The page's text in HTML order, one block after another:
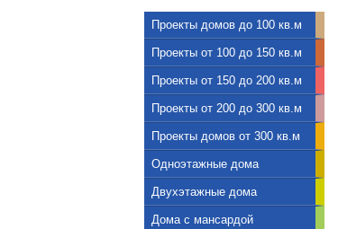
Проекты домов до 100 кв.м
Проекты от 100 до 150 кв.м
Проекты от 150 до 200 кв.м
Проекты от 200 до 300 кв.м
Проекты домов от 300 кв.м
Одноэтажные дома
Двухэтажные дома
Дома с мансардой